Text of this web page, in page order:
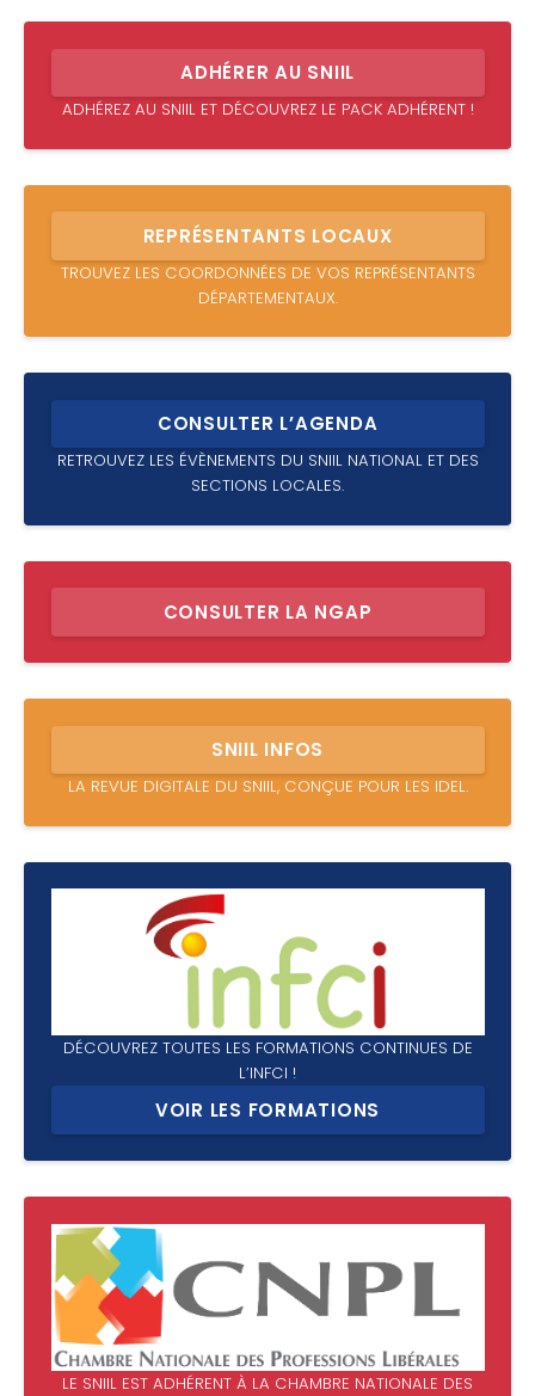
ADHÉRER AU SNIIL
ADHÉREZ AU SNIIL ET DÉCOUVREZ LE PACK ADHÉRENT !
REPRÉSENTANTS LOCAUX
TROUVEZ LES COORDONNÉES DE VOS REPRÉSENTANTS
DÉPARTEMENTAUX.
CONSULTER L’AGENDA
RETROUVEZ LES ÉVÈNEMENTS DU SNIIL NATIONAL ET DES
SECTIONS LOCALES.
CONSULTER LA NGAP
SNIIL INFOS
LA REVUE DIGITALE DU SNIIL, CONÇUE POUR LES IDEL.
DÉCOUVREZ TOUTES LES FORMATIONS CONTINUES DE
L’INFCI !
VOIR LES FORMATIONS
LE SNIIL EST ADHÉRENT À LA CHAMBRE NATIONALE DES